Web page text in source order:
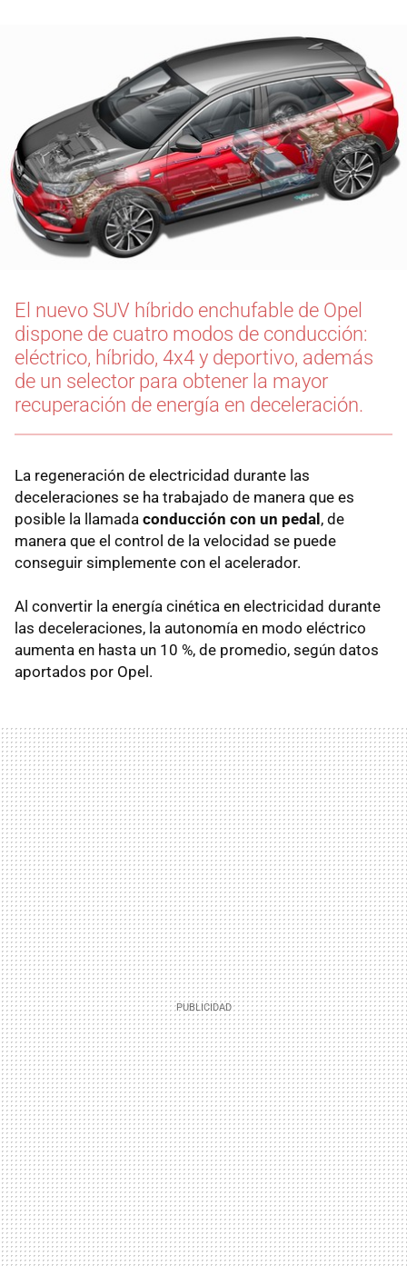
El nuevo SUV híbrido enchufable de Opel
dispone de cuatro modos de conducción:
eléctrico, híbrido, 4x4 y deportivo, además
de un selector para obtener la mayor
recuperación de energía en deceleración.
La regeneración de electricidad durante las
deceleraciones se ha trabajado de manera que es
posible la llamada conducción con un pedal , de
manera que el control de la velocidad se puede
conseguir simplemente con el acelerador.
Al convertir la energía cinética en electricidad durante
las deceleraciones, la autonomía en modo eléctrico
aumenta en hasta un 10 %, de promedio, según datos
aportados por Opel.